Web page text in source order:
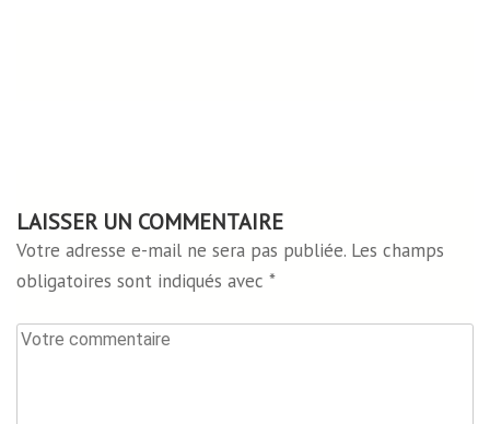
LAISSER UN COMMENTAIRE
Votre adresse e-mail ne sera pas publiée. Les champs
obligatoires sont indiqués avec *
Votre